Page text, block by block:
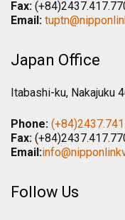
Fax:
Email:
Japan Office
Itabashi-ku, Nakajuku
Phone:
Fax:
Email:
Follow Us